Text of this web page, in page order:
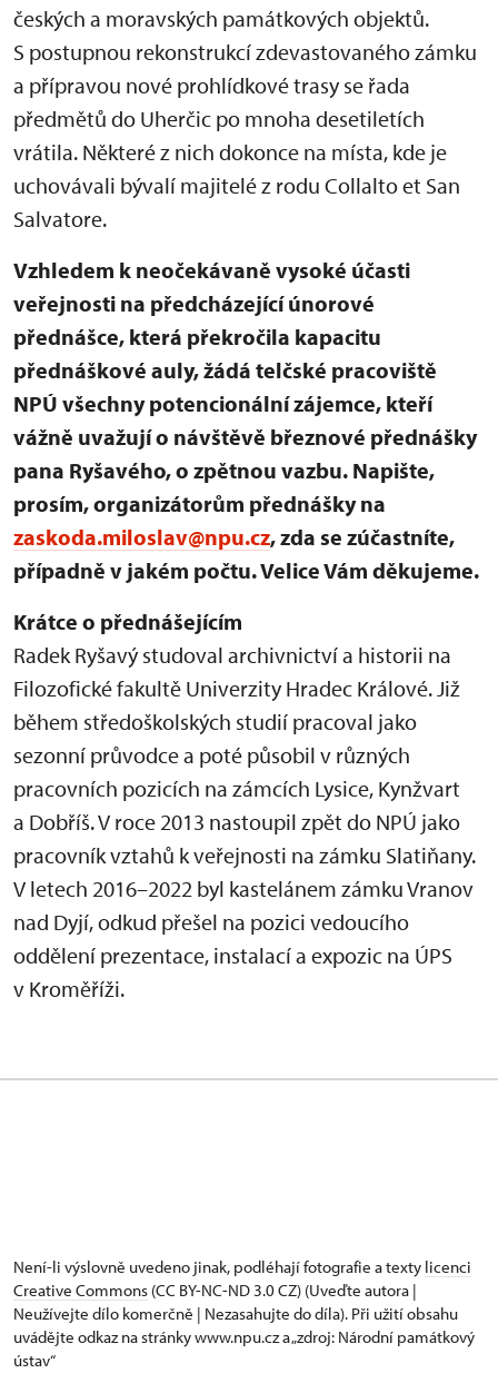
českých a moravských památkových objektů.
S postupnou rekonstrukcí zdevastovaného zámku
a přípravou nové prohlídkové trasy se řada
předmětů do Uherčic po mnoha desetiletích
vrátila. Některé z nich dokonce na místa, kde je
uchovávali bývalí majitelé z rodu Collalto et San
Salvatore.
Vzhledem k neočekávaně vysoké účasti
veřejnosti na předcházející únorové
přednášce, která překročila kapacitu
přednáškové auly, žádá telčské pracoviště
NPÚ všechny potencionální zájemce, kteří
vážně uvažují o návštěvě březnové přednášky
pana Ryšavého, o zpětnou vazbu. Napište,
prosím, organizátorům přednášky na
zaskoda.miloslav@npu.cz, zda se zúčastníte,
případně v jakém počtu. Velice Vám děkujeme.
Krátce o přednášejícím
Radek Ryšavý studoval archivnictví a historii na
Filozofické fakultě Univerzity Hradec Králové. Již
během středoškolských studií pracoval jako
sezonní průvodce a poté působil v různých
pracovních pozicích na zámcích Lysice, Kynžvart
a Dobříš. V roce 2013 nastoupil zpět do NPÚ jako
pracovník vztahů k veřejnosti na zámku Slatiňany.
V letech 2016–2022 byl kastelánem zámku Vranov
nad Dyjí, odkud přešel na pozici vedoucího
oddělení prezentace, instalací a expozic na ÚPS
v Kroměříži.
Není-li výslovně uvedeno jinak, podléhají fotografie a texty licenci
Creative Commons (CC BY-NC-ND 3.0 CZ) (Uveďte autora |
Neužívejte dílo komerčně | Nezasahujte do díla). Při užití obsahu
uvádějte odkaz na stránky www.npu.cz a „zdroj: Národní památkový
ústav“